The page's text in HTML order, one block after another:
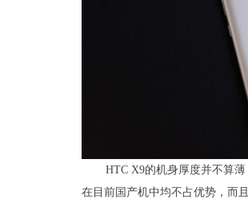
HTC X9的机身厚度并不算
在目前国产机中均不占优势，而